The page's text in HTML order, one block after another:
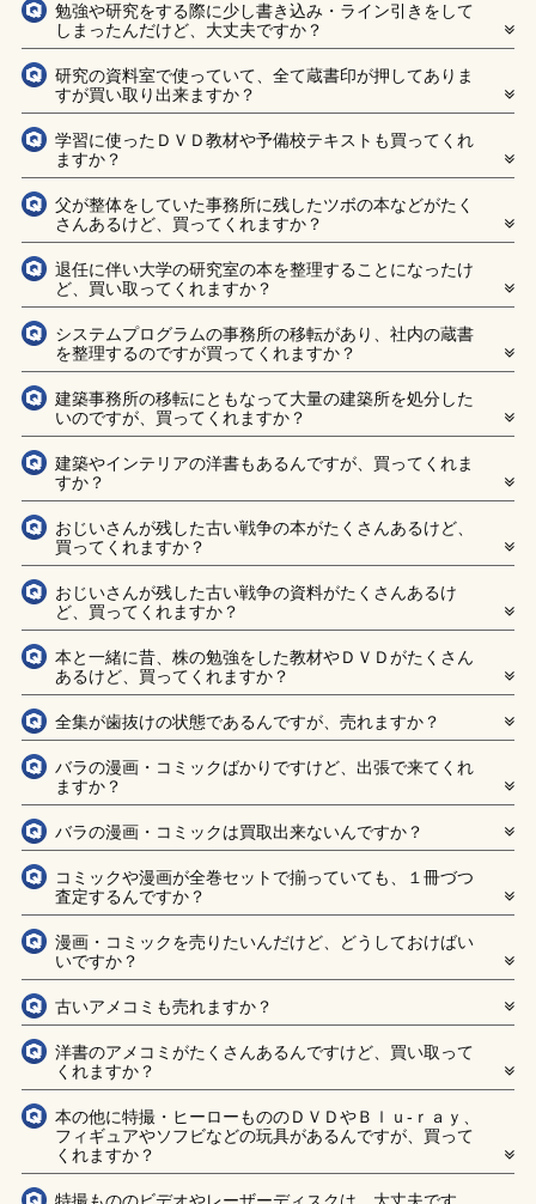
勉強や研究をする際に少し書き込み・ライン引きをして
しまったんだけど、大丈夫ですか？
研究の資料室で使っていて、全て蔵書印が押してありま
すが買い取り出来ますか？
学習に使ったＤＶＤ教材や予備校テキストも買ってくれ
ますか？
父が整体をしていた事務所に残したツボの本などがたく
さんあるけど、買ってくれますか？
退任に伴い大学の研究室の本を整理することになったけ
ど、買い取ってくれますか？
システムプログラムの事務所の移転があり、社内の蔵書
を整理するのですが買ってくれますか？
建築事務所の移転にともなって大量の建築所を処分した
いのですが、買ってくれますか？
建築やインテリアの洋書もあるんですが、買ってくれま
すか？
おじいさんが残した古い戦争の本がたくさんあるけど、
買ってくれますか？
おじいさんが残した古い戦争の資料がたくさんあるけ
ど、買ってくれますか？
本と一緒に昔、株の勉強をした教材やＤＶＤがたくさん
あるけど、買ってくれますか？
全集が歯抜けの状態であるんですが、売れますか？
バラの漫画・コミックばかりですけど、出張で来てくれ
ますか？
バラの漫画・コミックは買取出来ないんですか？
コミックや漫画が全巻セットで揃っていても、１冊づつ
査定するんですか？
漫画・コミックを売りたいんだけど、どうしておけばい
いですか？
古いアメコミも売れますか？
洋書のアメコミがたくさんあるんですけど、買い取って
くれますか？
本の他に特撮・ヒーローもののＤＶＤやＢｌｕ-ｒａｙ、
フィギュアやソフビなどの玩具があるんですが、買って
くれますか？